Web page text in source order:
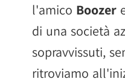
l'amico Boozer
di una società
sopravvissuti,
ritroviamo